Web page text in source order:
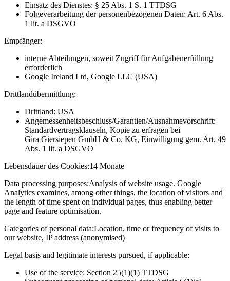
Einsatz des Dienstes: § 25 Abs. 1 S. 1 TTDSG
Folgeverarbeitung der personenbezogenen Daten: Art. 6 Abs.
1 lit. a DSGVO
Empfänger:
interne Abteilungen, soweit Zugriff für Aufgabenerfüllung
erforderlich
Google Ireland Ltd, Google LLC (USA)
Drittlandübermittlung:
Drittland: USA
Angemessenheitsbeschluss/Garantien/Ausnahmevorschrift:
Standardvertragsklauseln, Kopie zu erfragen bei
Gira Giersiepen GmbH & Co. KG, Einwilligung gem. Art. 49
Abs. 1 lit. a DSGVO
Lebensdauer des Cookies:14 Monate
Data processing purposes:Analysis of website usage. Google
Analytics examines, among other things, the location of visitors and
the length of time spent on individual pages, thus enabling better
page and feature optimisation.
Categories of personal data:Location, time or frequency of visits to
our website, IP address (anonymised)
Legal basis and legitimate interests pursued, if applicable:
Use of the service: Section 25(1)(1) TTDSG